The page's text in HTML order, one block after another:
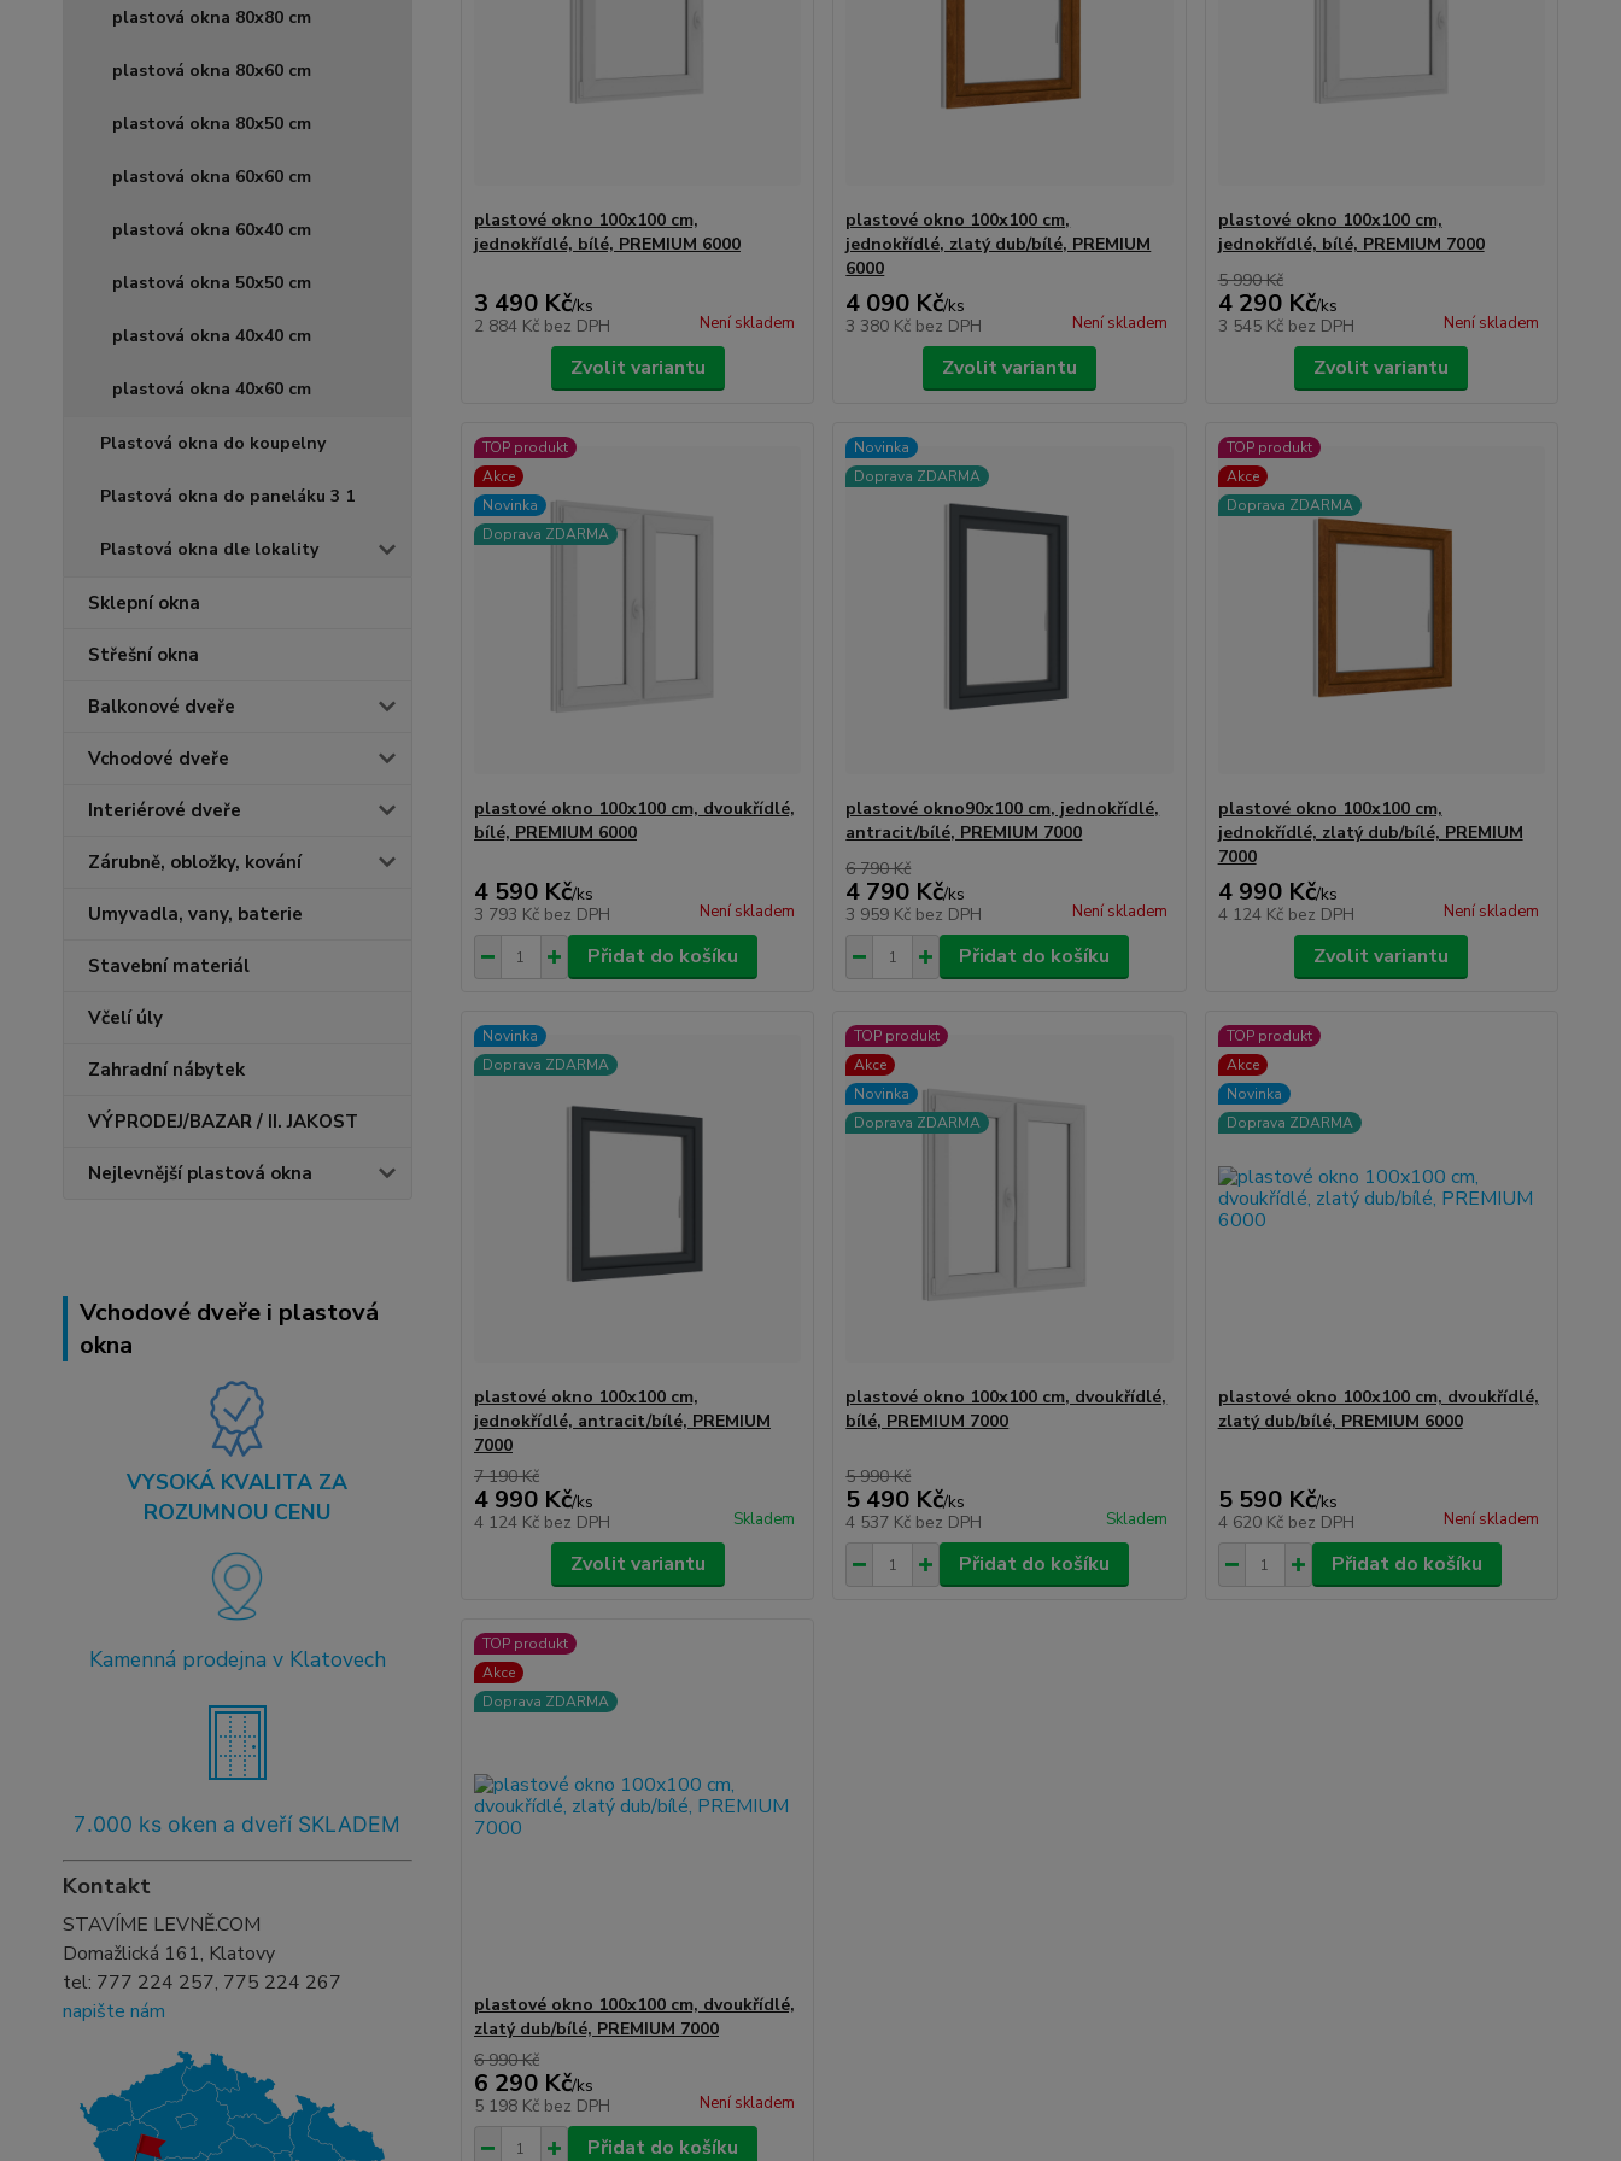
plastová okna 80x80 cm
plastová okna 80x60 cm
plastová okna 80x50 cm
plastová okna 60x60 cm
plastová okna 60x40 cm
plastová okna 50x50 cm
plastová okna 40x40 cm
plastová okna 40x60 cm
Plastová okna do koupelny
Plastová okna do paneláku 3 1
Plastová okna dle lokality
Sklepní okna
Střešní okna
Balkonové dveře
Vchodové dveře
Interiérové dveře
Zárubně, obložky, kování
Umyvadla, vany, baterie
Stavební materiál
Včelí úly
Zahradní nábytek
VÝPRODEJ/BAZAR / II. JAKOST
Nejlevnější plastová okna
Vchodové dveře i plastová
okna
VYSOKÁ KVALITA ZA
ROZUMNOU CENU
Kamenná prodejna v Klatovech
7.000 ks oken a dveří SKLADEM
Kontakt
STAVÍME LEVNĚ.COM
Domažlická 161, Klatovy
tel: 777 224 257, 775 224 267
napište nám
plastové okno 100x100 cm,
jednokřídlé, bílé, PREMIUM 6000
3 490 Kč/ks
2 884 Kč bez DPH Není skladem
Zvolit variantu
plastové okno 100x100 cm,
jednokřídlé, zlatý dub/bílé, PREMIUM
6000
4 090 Kč/ks
3 380 Kč bez DPH Není skladem
Zvolit variantu
plastové okno 100x100 cm,
jednokřídlé, bílé, PREMIUM 7000
5 990 Kč
4 290 Kč/ks
3 545 Kč bez DPH Není skladem
Zvolit variantu
TOP produkt
Akce
Novinka
Doprava ZDARMA
plastové okno 100x100 cm, dvoukřídlé,
bílé, PREMIUM 6000
4 590 Kč/ks
3 793 Kč bez DPH Není skladem
Přidat do košíku
Novinka
Doprava ZDARMA
plastové okno90x100 cm, jednokřídlé,
antracit/bílé, PREMIUM 7000
6 790 Kč
4 790 Kč/ks
3 959 Kč bez DPH Není skladem
Přidat do košíku
TOP produkt
Akce
Doprava ZDARMA
plastové okno 100x100 cm,
jednokřídlé, zlatý dub/bílé, PREMIUM
7000
4 990 Kč/ks
4 124 Kč bez DPH Není skladem
Zvolit variantu
Novinka
Doprava ZDARMA
plastové okno 100x100 cm,
jednokřídlé, antracit/bílé, PREMIUM
7000
7 190 Kč
4 990 Kč/ks
4 124 Kč bez DPH Skladem
Zvolit variantu
TOP produkt
Akce
Novinka
Doprava ZDARMA
plastové okno 100x100 cm, dvoukřídlé,
bílé, PREMIUM 7000
5 990 Kč
5 490 Kč/ks
4 537 Kč bez DPH Skladem
Přidat do košíku
TOP produkt
Akce
Novinka
Doprava ZDARMA
plastové okno 100x100 cm, dvoukřídlé,
zlatý dub/bílé, PREMIUM 6000
5 590 Kč/ks
4 620 Kč bez DPH Není skladem
Přidat do košíku
TOP produkt
Akce
Doprava ZDARMA
plastové okno 100x100 cm, dvoukřídlé,
zlatý dub/bílé, PREMIUM 7000
6 990 Kč
6 290 Kč/ks
5 198 Kč bez DPH Není skladem
Přidat do košíku